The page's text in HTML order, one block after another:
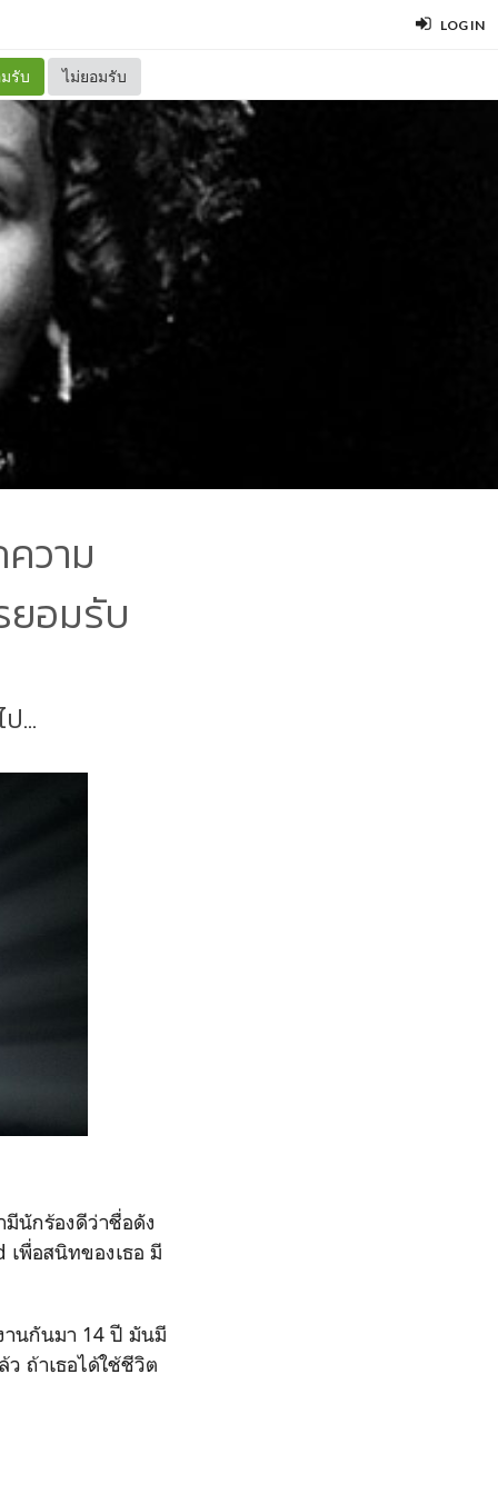
LOG IN
รับ ไม่ยอมรับ
วาม
อมรับ
...
กร้องดีว่าชื่อดัง
เพื่อสนิทของเธอ มี
นกันมา 14 ปี มันมี
ถ้าเธอได้ใช้ชีวิต